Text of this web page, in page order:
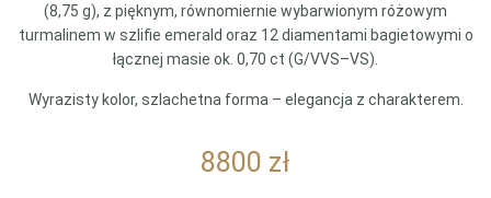
(8,75 g), z pięknym, równomiernie wybarwionym różowym
turmalinem w szlifie emerald oraz 12 diamentami bagietowymi o
łącznej masie ok. 0,70 ct (G/VVS–VS).
Wyrazisty kolor, szlachetna forma – elegancja z charakterem.
8800 zł